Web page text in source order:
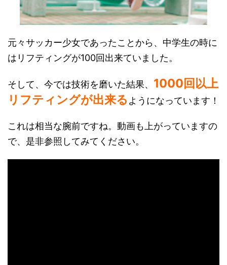
元々サッカー少女であったことから、中学生の時に
はリフティングが100回出来ていました。
そして、今では技術を磨いた結果、 1000回以上
リフティングが出来る ようになっています！
これは相当な腕前ですね。動画も上がっていますの
で、是非参照してみてください。